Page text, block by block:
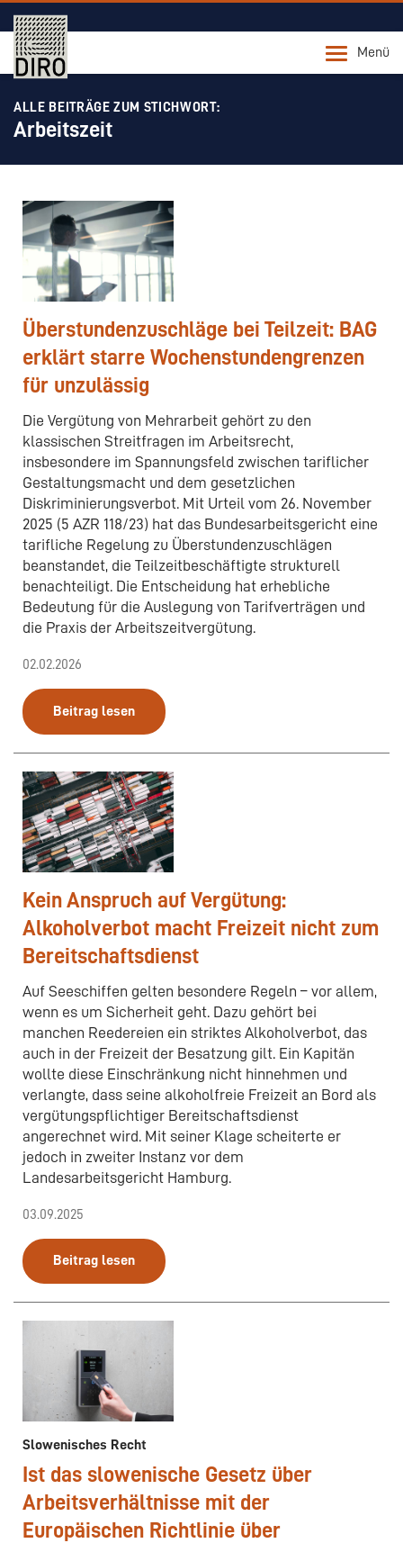
Menü
ALLE BEITRÄGE ZUM STICHWORT:
Arbeitszeit
Überstundenzuschläge bei Teilzeit: BAG
erklärt starre Wochenstundengrenzen
für unzulässig
Die Vergütung von Mehrarbeit gehört zu den
klassischen Streitfragen im Arbeitsrecht,
insbesondere im Spannungsfeld zwischen tariflicher
Gestaltungsmacht und dem gesetzlichen
Diskriminierungsverbot. Mit Urteil vom 26. November
2025 (5 AZR 118/23) hat das Bundesarbeitsgericht eine
tarifliche Regelung zu Überstundenzuschlägen
beanstandet, die Teilzeitbeschäftigte strukturell
benachteiligt. Die Entscheidung hat erhebliche
Bedeutung für die Auslegung von Tarifverträgen und
die Praxis der Arbeitszeitvergütung.
02.02.2026
Beitrag lesen
Kein Anspruch auf Vergütung:
Alkoholverbot macht Freizeit nicht zum
Bereitschaftsdienst
Auf Seeschiffen gelten besondere Regeln – vor allem,
wenn es um Sicherheit geht. Dazu gehört bei
manchen Reedereien ein striktes Alkoholverbot, das
auch in der Freizeit der Besatzung gilt. Ein Kapitän
wollte diese Einschränkung nicht hinnehmen und
verlangte, dass seine alkoholfreie Freizeit an Bord als
vergütungspflichtiger Bereitschaftsdienst
angerechnet wird. Mit seiner Klage scheiterte er
jedoch in zweiter Instanz vor dem
Landesarbeitsgericht Hamburg.
03.09.2025
Beitrag lesen
Slowenisches Recht
Ist das slowenische Gesetz über
Arbeitsverhältnisse mit der
Europäischen Richtlinie über